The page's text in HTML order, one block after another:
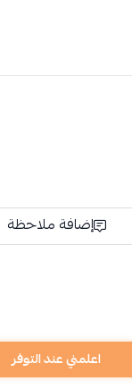
إضافة ملاحظة
اعلمني عند التوفر